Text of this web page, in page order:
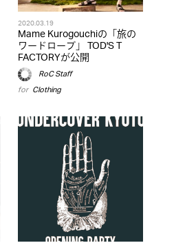
2020.03.19
Mame Kurogouchiの「旅の
ワードローブ」 TOD'S T
FACTORYが公開
RoC Staff
for Clothing